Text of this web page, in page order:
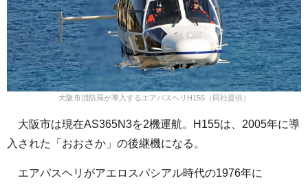
大阪市消防局が導入するエアバスヘリH155（同社提供）
大阪市は現在AS365N3を2機運航。H155は、2005年に導
入された「おおさか」の後継機になる。
エアバスヘリがアエロスパシアル時代の1976年に